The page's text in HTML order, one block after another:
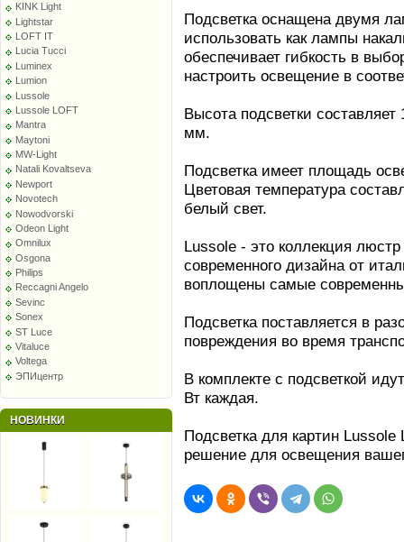
KINK Light
Lightstar
LOFT IT
Lucia Tucci
Luminex
Lumion
Lussole
Lussole LOFT
Mantra
Maytoni
MW-Light
Natali Kovaltseva
Newport
Novotech
Nowodvorski
Odeon Light
Omnilux
Osgona
Philips
Reccagni Angelo
Sevinc
Sonex
ST Luce
Vitaluce
Voltega
ЭПИцентр
НОВИНКИ
Подсветка оснащена двумя
использовать как лампы
обеспечивает гибкость в
настроить освещение в
Высота подсветки
мм.
Подсветка имеет площадь
Цветовая температура
белый свет.
Lussole - это коллекция
современного дизайна от
воплощены самые
Подсветка поставляется в
повреждения во время
В комплекте с подсветкой
Вт каждая.
Подсветка для картин
решение для освещения